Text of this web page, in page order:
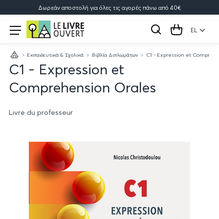
Δωρεάν αποστολή για όλες τις αγορές πάνω από 40€
Le
Livre
Ouvert
Open
menu
ΑναζήτησηCart EL
ΚεντρικήΕκπαιδευτικά & Σχολικά Βιβλία Διπλωμάτων C1 - Expression et
C1 - Expression et
Comprehension Orales
Livre du professeur